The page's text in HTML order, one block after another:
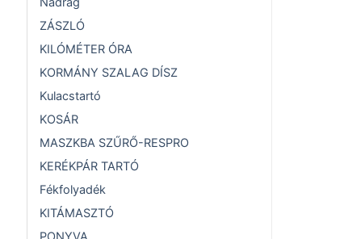
ZÁSZLÓ
KILÓMÉTER ÓRA
KORMÁNY SZALAG DÍSZ
Kulacstartó
KOSÁR
MASZKBA SZŰRŐ-RESPRO
KERÉKPÁR TARTÓ
Fékfolyadék
KITÁMASZTÓ